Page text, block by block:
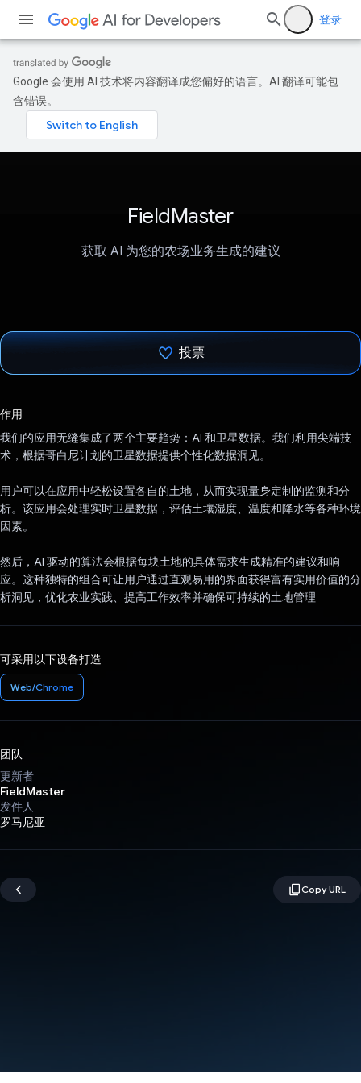
登录
Google 会使用 AI 技术将内容翻译成您偏好的语言。AI 翻译可能包
含错误。
FieldMaster
获取 AI 为您的农场业务生成的建议
投票
作用
我们的应用无缝集成了两个主要趋势：AI 和卫星数据。我们利用尖端技
术，根据哥白尼计划的卫星数据提供个性化数据洞见。
用户可以在应用中轻松设置各自的土地，从而实现量身定制的监测和分
析。该应用会处理实时卫星数据，评估土壤湿度、温度和降水等各种环境
因素。
然后，AI 驱动的算法会根据每块土地的具体需求生成精准的建议和响
应。这种独特的组合可让用户通过直观易用的界面获得富有实用价值的分
析洞见，优化农业实践、提高工作效率并确保可持续的土地管理
可采用以下设备打造
Web/Chrome
团队
更新者
FieldMaster
发件人
罗马尼亚